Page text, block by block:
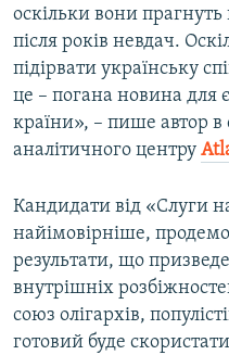
оскільки вони прагнуть
після років невдач.
підірвати українську
це – погана новина для
країни», – пише автор в
аналітичного центру
Кандидати від «Слуги
найімовірніше,
результати, що
внутрішніх
союз олігархів,
готовий буде